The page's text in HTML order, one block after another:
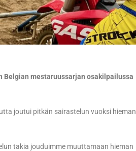
mestaruussarjan osakilpailussa
joutui pitkän sairastelun vuoksi hieman
takia jouduimme muuttamaan hieman